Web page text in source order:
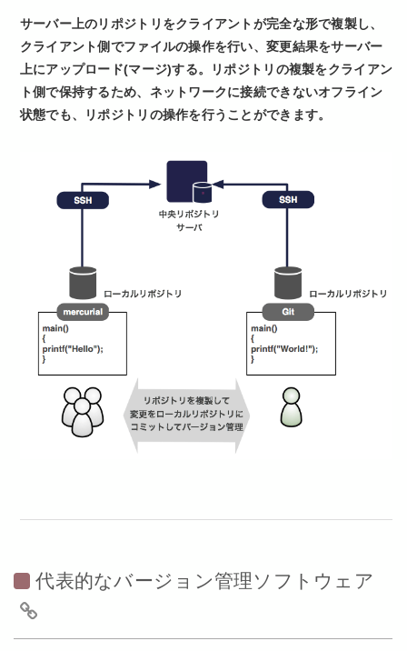
サーバー上のリポジトリをクライアントが完全な形で複製し、
クライアント側でファイルの操作を行い、変更結果をサーバー
上にアップロード(マージ)する。リポジトリの複製をクライアン
ト側で保持するため、ネットワークに接続できないオフライン
状態でも、リポジトリの操作を行うことができます。
代表的なバージョン管理ソフトウェア